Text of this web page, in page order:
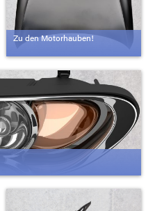
Zu den Motorhauben!